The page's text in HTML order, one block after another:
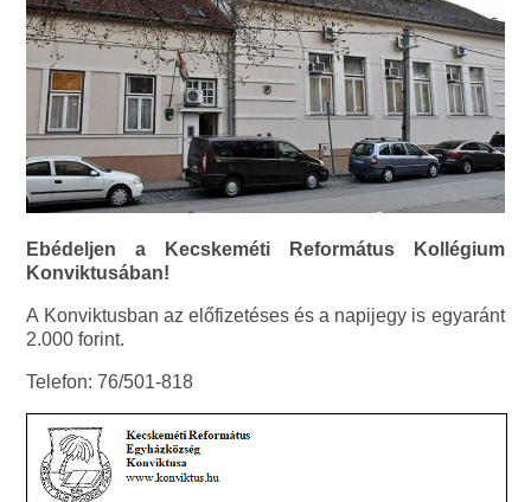
Ebédeljen a Kecskeméti Református Kollégium
Konviktusában!
A Konviktusban az előfizetéses és a napijegy is egyaránt
2.000 forint.
Telefon: 76/501-818